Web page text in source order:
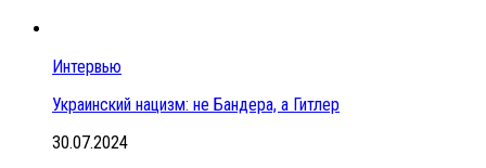
Интервью
Украинский нацизм: не Бандера, а Гитлер
30.07.2024